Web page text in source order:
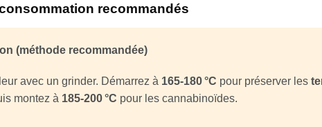
recommandés
(méthode recommandée)
avec un grinder. Démarrez à 165-180 °C pour préserver les
montez à 185-200 °C pour les cannabinoïdes.